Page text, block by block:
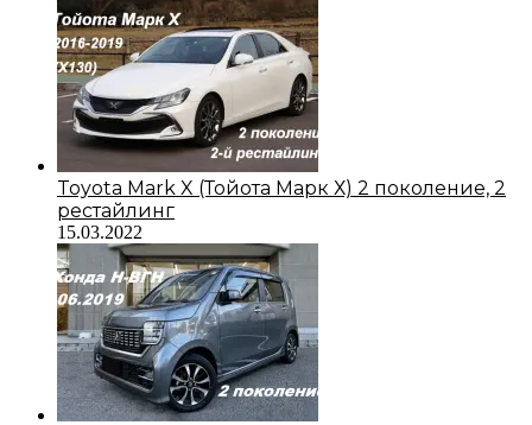
Toyota Mark X (Тойота Марк Х) 2 поколение, 2
рестайлинг
15.03.2022